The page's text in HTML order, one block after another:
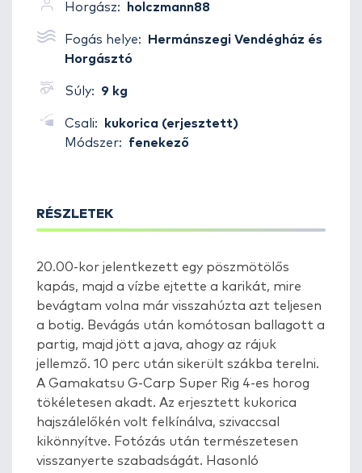
Horgász: holczmann88
Fogás helye:
Hermánszegi Vendégház és
Horgásztó
Súly: 9 kg
Csali:
kukorica (erjesztett)
Módszer:
fenekező
RÉSZLETEK
20.00-kor jelentkezett egy pöszmötölős
kapás, majd a vízbe ejtette a karikát, mire
bevágtam volna már visszahúzta azt teljesen
a botig. Bevágás után komótosan ballagott a
partig, majd jött a java, ahogy az rájuk
jellemző. 10 perc után sikerült szákba terelni.
A Gamakatsu G-Carp Super Rig 4-es horog
tökéletesen akadt. Az erjesztett kukorica
hajszálelőkén volt felkínálva, szivaccsal
kikönnyítve. Fotózás után természetesen
visszanyerte szabadságát. Hasonló